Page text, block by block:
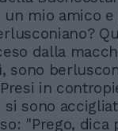
mio amico
dalla
sono
in
sono
"Prego, dica